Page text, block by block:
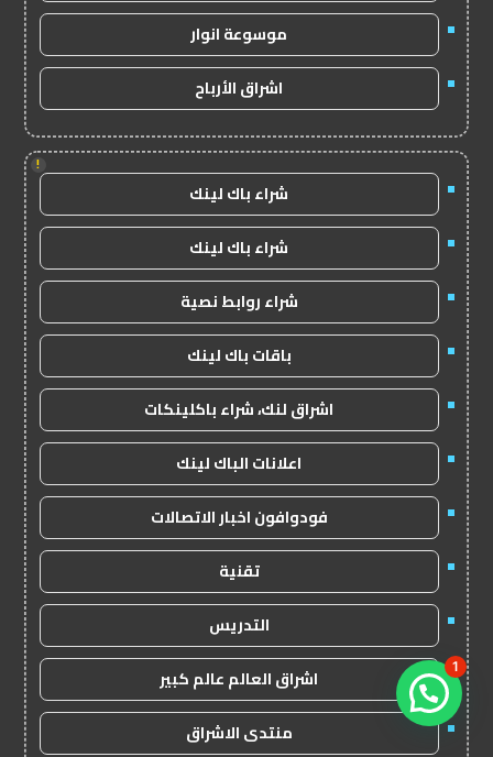
موسوعة انوار
اشراق الأرباح
!
شراء باك لينك
شراء باك لينك
شراء روابط نصية
باقات باك لينك
اشراق لنك، شراء باكلينكات
اعلانات الباك لينك
فودوافون اخبار الاتصالات
تقنية
التدريس
اشراق العالم عالم كبير
منتدى الاشراق
1